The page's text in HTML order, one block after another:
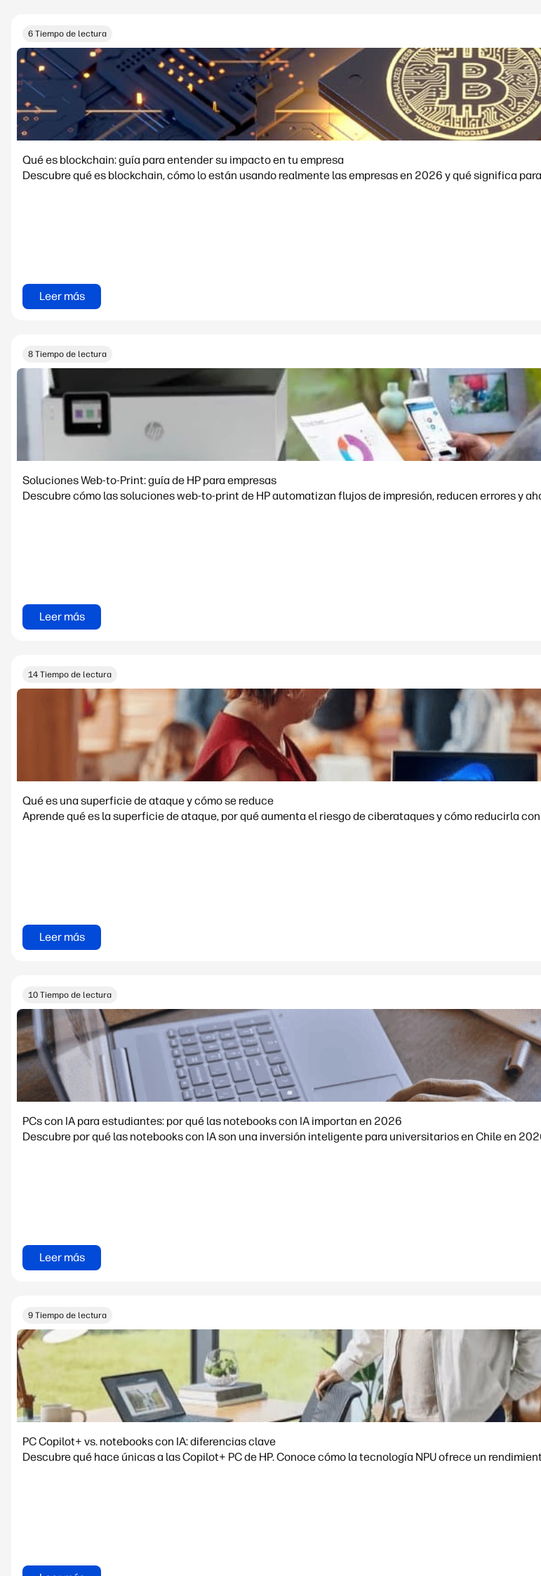
6 Tiempo de lectura
Qué es blockchain: guía para entender su impacto en tu empresa
Descubre qué es blockchain, cómo lo están usando realmente las empresas en 2026 y qué significa
Leer más
8 Tiempo de lectura
Soluciones Web-to-Print: guía de HP para empresas
Descubre cómo las soluciones web-to-print de HP automatizan flujos de impresión, reducen errores y
Leer más
14 Tiempo de lectura
Qué es una superficie de ataque y cómo se reduce
Aprende qué es la superficie de ataque, por qué aumenta el riesgo de ciberataques y cómo reducirla
Leer más
10 Tiempo de lectura
PCs con IA para estudiantes: por qué las notebooks con IA importan en 2026
Descubre por qué las notebooks con IA son una inversión inteligente para universitarios en Chile en
Leer más
9 Tiempo de lectura
PC Copilot+ vs. notebooks con IA: diferencias clave
Descubre qué hace únicas a las Copilot+ PC de HP. Conoce cómo la tecnología NPU ofrece un